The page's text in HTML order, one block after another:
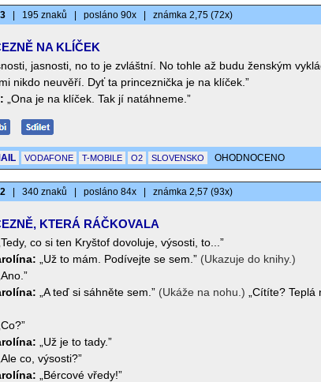
195 znaků posláno 90x známka 2,75 (72x)
NA KLÍČEK
jasnosti, no to je zvláštní. No tohle až budu ženským
nikdo neuvěří. Dyť ta princeznička je na klíček.”
„Ona je na klíček. Tak jí natáhneme.”
VODAFONE T-MOBILE O2 SLOVENSKO OHODNOCENO
340 znaků posláno 84x známka 2,57 (93x)
KTERÁ RÁČKOVALA
„Tedy, co si ten Kryštof dovoluje, výsosti, to...”
„Už to mám. Podívejte se sem.” (Ukazuje do knihy.)
„Ano.”
„A teď si sáhněte sem.” (Ukáže na nohu.)
„Cítíte? Teplá
„Co?”
„Už je to tady.”
„Ale co, výsosti?”
„Bércové vředy!”